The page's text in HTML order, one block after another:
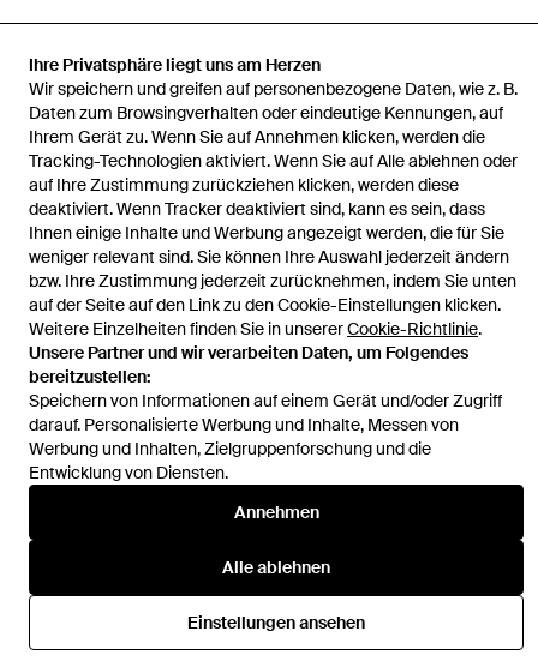
Ihre Privatsphäre liegt uns am Herzen
Wir speichern und greifen auf personenbezogene Daten, wie z. B.
Daten zum Browsingverhalten oder eindeutige Kennungen, auf
Ihrem Gerät zu. Wenn Sie auf Annehmen klicken, werden die
Tracking-Technologien aktiviert. Wenn Sie auf Alle ablehnen oder
auf Ihre Zustimmung zurückziehen klicken, werden diese
deaktiviert. Wenn Tracker deaktiviert sind, kann es sein, dass
Ihnen einige Inhalte und Werbung angezeigt werden, die für Sie
weniger relevant sind. Sie können Ihre Auswahl jederzeit ändern
bzw. Ihre Zustimmung jederzeit zurücknehmen, indem Sie unten
auf der Seite auf den Link zu den Cookie-Einstellungen klicken.
Weitere Einzelheiten finden Sie in unsererCookie-Richtlinie.
Unsere Partner und wir verarbeiten Daten, um Folgendes
bereitzustellen:
Speichern von Informationen auf einem Gerät und/oder Zugriff
darauf. Personalisierte Werbung und Inhalte, Messen von
Werbung und Inhalten, Zielgruppenforschung und die
Entwicklung von Diensten.
Annehmen
Alle ablehnen
Einstellungen ansehen
Startseite Damen Kleider Kleid
Hilfe und Informationen